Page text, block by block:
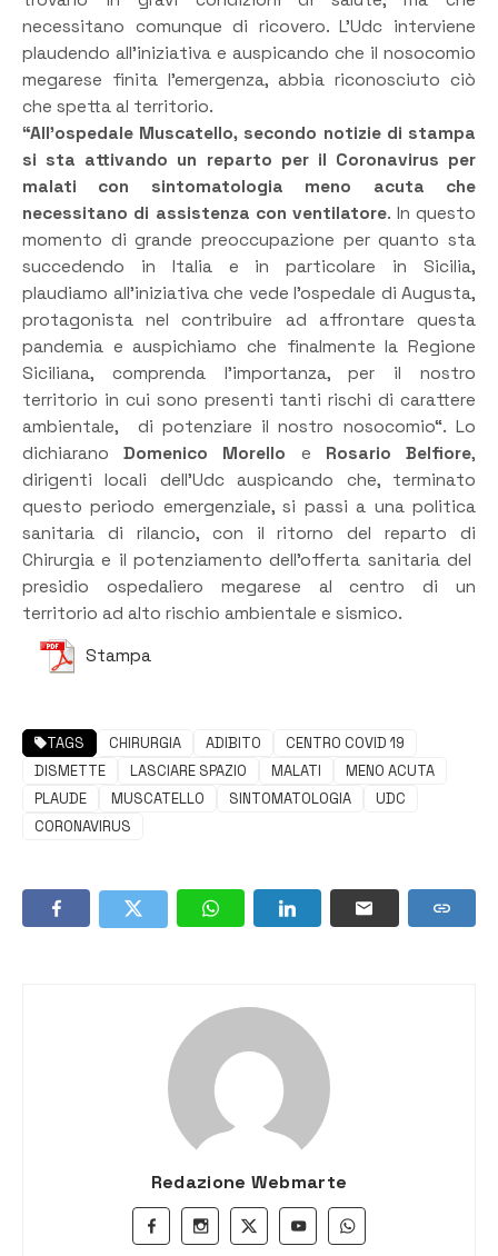
necessitano comunque di ricovero. L’Udc interviene
plaudendo all’iniziativa e auspicando che il nosocomio
megarese finita l’emergenza, abbia riconosciuto ciò
che spetta al territorio.
“All’ospedale Muscatello, secondo notizie di stampa
si sta attivando un reparto per il Coronavirus per
malati con sintomatologia meno acuta che
necessitano di assistenza con ventilatore. In questo
momento di grande preoccupazione per quanto sta
succedendo in Italia e in particolare in Sicilia,
plaudiamo all’iniziativa che vede l’ospedale di Augusta,
protagonista nel contribuire ad affrontare questa
pandemia e auspichiamo che finalmente la Regione
Siciliana, comprenda l’importanza, per il nostro
territorio in cui sono presenti tanti rischi di carattere
ambientale, di potenziare il nostro nosocomio“.Lo
dichiaranoDomenico Morello e Rosario Belfiore,
dirigenti locali dell’Udc auspicando che, terminato
questo periodo emergenziale, si passi a una politica
sanitaria di rilancio, con il ritorno del reparto di
Chirurgia e il potenziamento dell’offerta sanitaria del
presidio ospedaliero megarese al centro di un
territorio ad alto rischio ambientale e sismico.
Stampa
TAGS CHIRURGIA ADIBITO
CENTRO COVID 19
DISMETTE
LASCIARE SPAZIO MALATI
MENO ACUTA
PLAUDE
MUSCATELLO SINTOMATOLOGIA
UDC
CORONAVIRUS
Redazione Webmarte